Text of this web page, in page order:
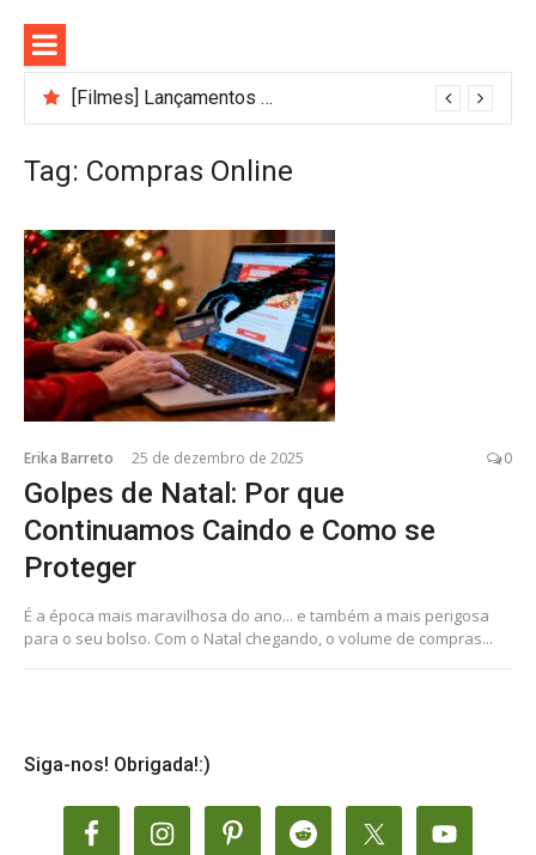
para
conteúdo
[Filmes] Lançamentos de agosto no Adrenalina Pura+ trazem ação e suspense
Tag: Compras Online
Erika Barreto 25 de dezembro de 2025 0
Golpes de Natal: Por que
Continuamos Caindo e Como se
Proteger
É a época mais maravilhosa do ano... e também a mais perigosa
para o seu bolso. Com o Natal chegando, o volume de compras...
Siga-nos! Obrigada!:)